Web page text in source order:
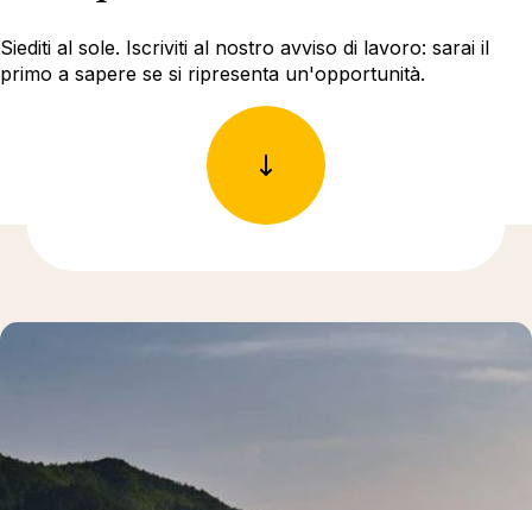
Siediti al sole. Iscriviti al nostro avviso di lavoro: sarai il
primo a sapere se si ripresenta un'opportunità.